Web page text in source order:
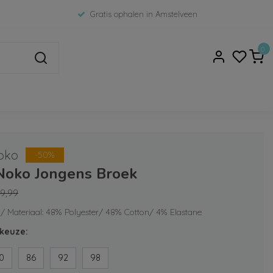
Gratis ophalen in Amstelveen
0
-50%
Jongens Broek
Materiaal: 48% Polyester/ 48% Cotton/ 4% Elastane
86 92 98